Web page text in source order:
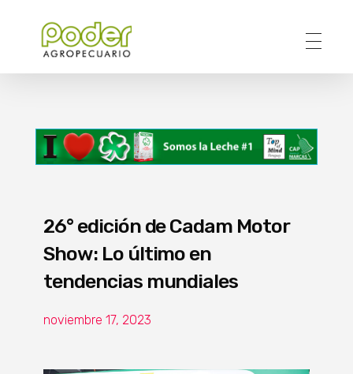
26° edición de Cadam Motor
Show: Lo último en
tendencias mundiales
noviembre 17, 2023